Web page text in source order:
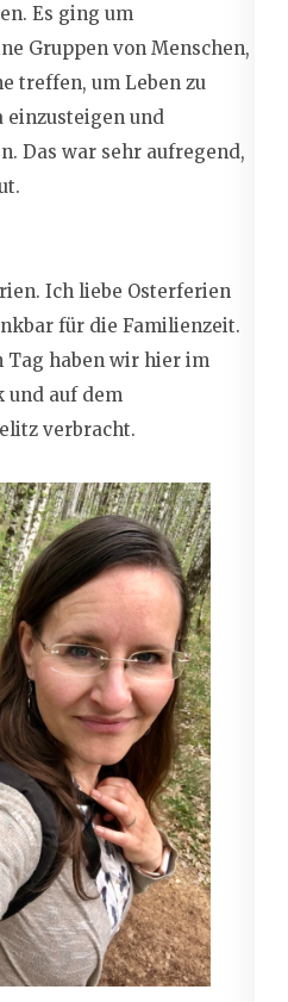
Es ging um
Gruppen von Menschen,
treffen, um Leben zu
und
Das war sehr aufregend,
Ich liebe Osterferien
für die Familienzeit.
Tag haben wir hier im
und auf dem
verbracht.